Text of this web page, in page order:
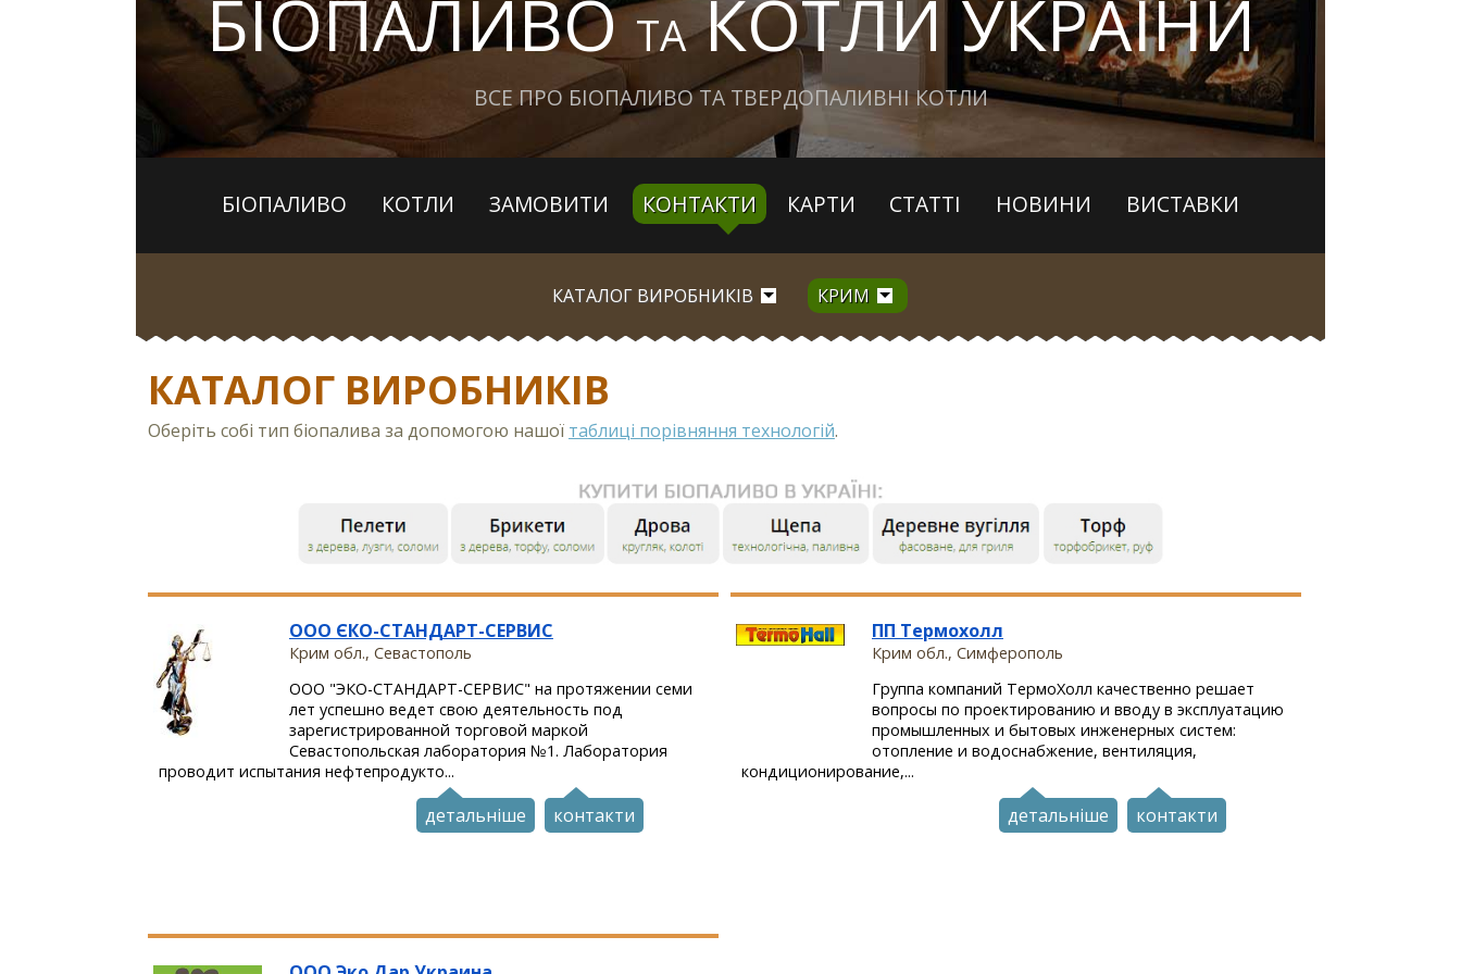
БІОПАЛИВОТАКОТЛИ УКРАЇНИ
ВСЕ ПРО БІОПАЛИВО ТА ТВЕРДОПАЛИВНІ КОТЛИ
БІОПАЛИВО КОТЛИ ЗАМОВИТИ КОНТАКТИ КАРТИ СТАТТІ НОВИНИ ВИСТАВКИ
КАТАЛОГ ВИРОБНИКІВ КРИМ
КАТАЛОГ ВИРОБНИКІВ
Оберіть собі тип біопалива за допомогою нашої таблиці порівняння технологій.
ООО ЄКО-СТАНДАРТ-СЕРВИС
Крим обл., Севастополь
ООО "ЭКО-СТАНДАРТ-СЕРВИС" на протяжении семи
лет успешно ведет свою деятельность под
зарегистрированной торговой маркой
Севастопольская лаборатория №1. Лаборатория
проводит испытания нефтепродукто...
детальніше контакти
ПП Термохолл
Крим обл., Симферополь
Группа компаний ТермоХолл качественно решает
вопросы по проектированию и вводу в эксплуатацию
промышленных и бытовых инженерных систем:
отопление и водоснабжение, вентиляция,
кондиционирование,...
детальніше контакти